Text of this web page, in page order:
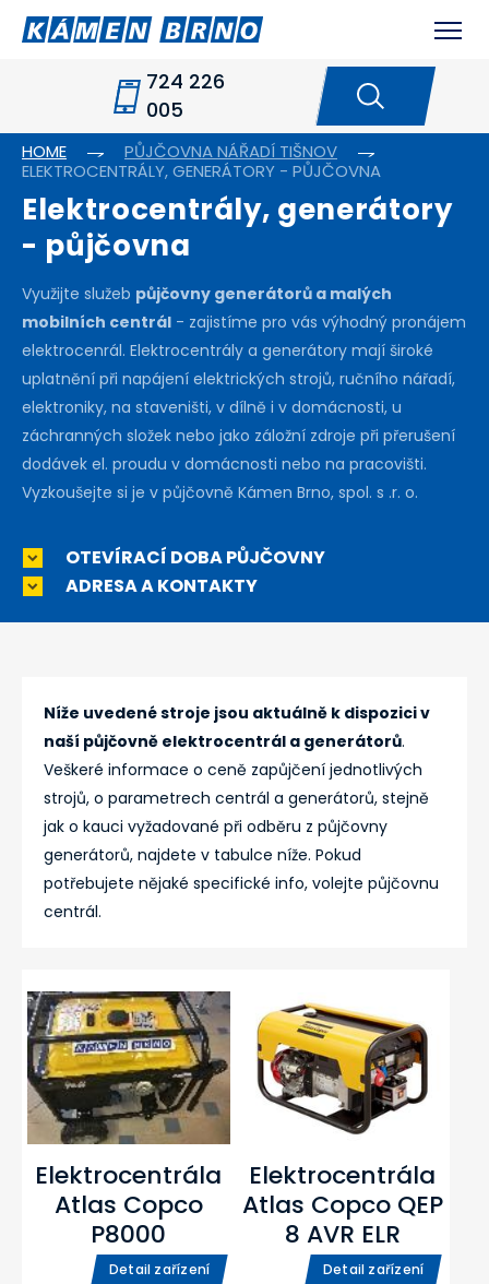
724 226
005
HOME
PŮJČOVNA NÁŘADÍ TIŠNOV
ELEKTROCENTRÁLY, GENERÁTORY - PŮJČOVNA
Elektrocentrály, generátory
- půjčovna
Využijte služeb půjčovny generátorů a malých
mobilních centrál - zajistíme pro vás výhodný pronájem
elektrocenrál. Elektrocentrály a generátory mají široké
uplatnění při napájení elektrických strojů, ručního nářadí,
elektroniky, na staveništi, v dílně i v domácnosti, u
záchranných složek nebo jako záložní zdroje při přerušení
dodávek el. proudu v domácnosti nebo na pracovišti.
Vyzkoušejte si je v půjčovně Kámen Brno, spol. s .r. o.
OTEVÍRACÍ DOBA PŮJČOVNY
ADRESA A KONTAKTY
Níže uvedené stroje jsou aktuálně k dispozici v
naší půjčovně elektrocentrál a generátorů.
Veškeré informace o ceně zapůjčení jednotlivých
strojů, o parametrech centrál a generátorů, stejně
jak o kauci vyžadované při odběru z půjčovny
generátorů, najdete v tabulce níže. Pokud
potřebujete nějaké specifické info, volejte půjčovnu
centrál.
Elektrocentrála
Atlas Copco
P8000
Detail zařízení
Elektrocentrála
Atlas Copco QEP
8 AVR ELR
Detail zařízení